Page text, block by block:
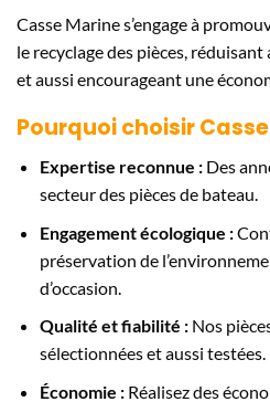
Casse Marine s’engage à
le recyclage des pièces,
et aussi encourageant une
Pourquoi choisir
Expertise reconnue :Des
secteur des pièces de bateau.
Engagement écologique :
préservation de
d’occasion.
Qualité et fiabilité :Nos
sélectionnées et aussi testées.
Économie :Réalisez des